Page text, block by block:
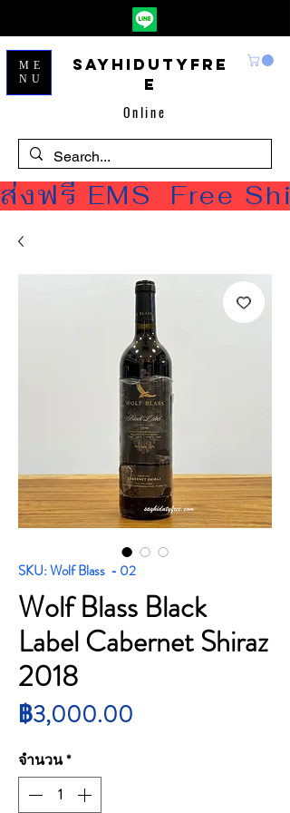
Sayhidutyfre
e
Online
ME
NU
ส่งฟรี EMS  Free
SKU: Wolf Blass - 02
Wolf Blass Black
Label Cabernet Shiraz
2018
฿3,000.00
จำนวน*